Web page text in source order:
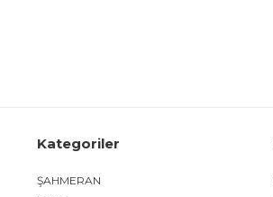
Kategoriler
ŞAHMERAN